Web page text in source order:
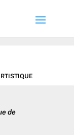
de